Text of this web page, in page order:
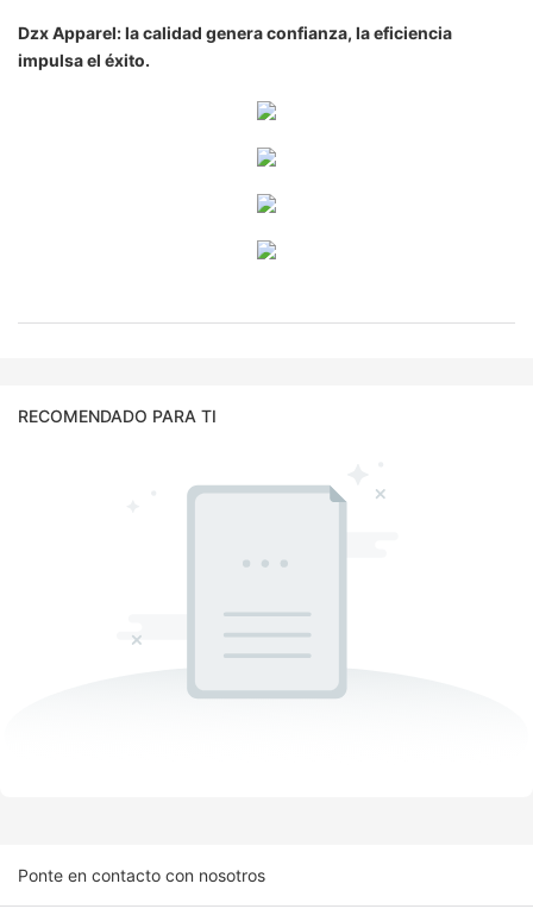
Dzx Apparel: la calidad genera confianza, la eficiencia
impulsa el éxito.
RECOMENDADO PARA TI
Ponte en contacto con nosotros